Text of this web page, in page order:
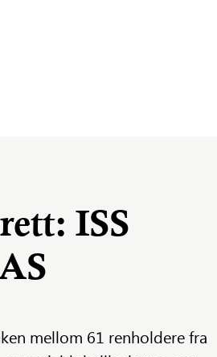
ISS
mellom 61 renholdere fra